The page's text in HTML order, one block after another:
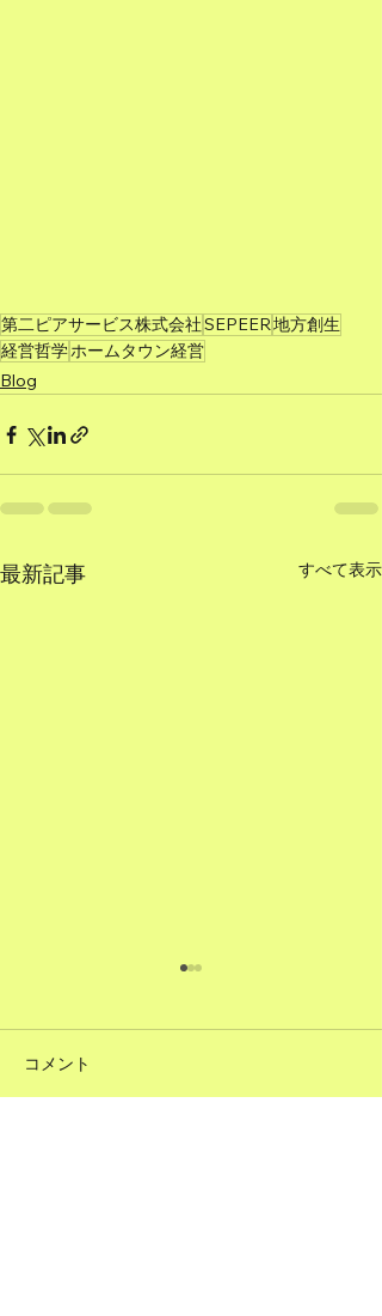
第二ピアサービス株式会社SEPEER地方創生
経営哲学ホームタウン経営
Blog
最新記事 すべて表示
コメント